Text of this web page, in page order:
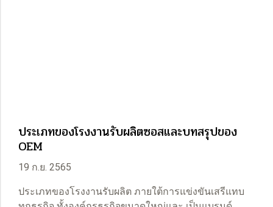
ประเภทของโรงงานรับผลิตซอสและบทสรุปของ
OEM
19 ก.ย. 2565
ประเภทของโรงงานรับผลิต ภายใต้การแข่งขันเสรีแทบ